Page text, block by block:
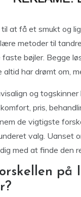
at få et smukt og
metoder til
bøjler. Begge
altid har drømt om,
og
pris,
de vigtigste
valg. Uanset
med at finde den
på